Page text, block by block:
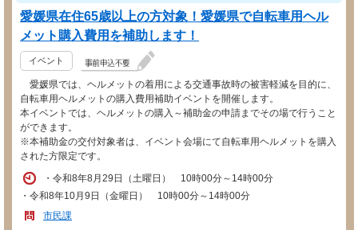
愛媛県在住65歳以上の方対象！愛媛県で自転車用ヘル
メット購入費用を補助します！
イベント
愛媛県では、ヘルメットの着用による交通事故時の被害軽減を目的に、
自転車用ヘルメットの購入費用補助イベントを開催します。
本イベントでは、ヘルメットの購入～補助金の申請までその場で行うこと
ができます。
※本補助金の交付対象者は、イベント会場にて自転車用ヘルメットを購入
された方限定です。
・令和8年8月29日（土曜日） 10時00分～14時00分
・令和8年10月9日（金曜日） 10時00分～14時00分
市民課